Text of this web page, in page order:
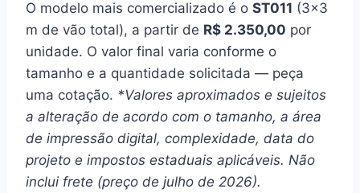
O modelo mais comercializado é o ST011 (3×3
m de vão total), a partir de R$ 2.350,00 por
unidade. O valor final varia conforme o
tamanho e a quantidade solicitada — peça
uma cotação. *Valores aproximados e sujeitos
a alteração de acordo com o tamanho, a área
de impressão digital, complexidade, data do
projeto e impostos estaduais aplicáveis. Não
inclui frete (preço de julho de 2026).